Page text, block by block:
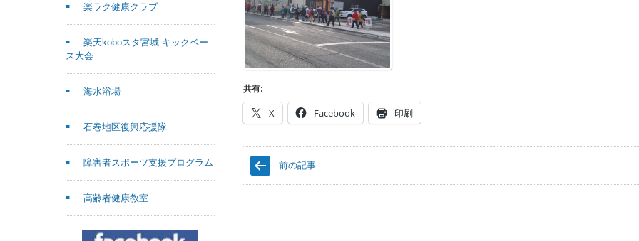
共有:
X Facebook 印刷
前の記事
楽ラク健康クラブ
楽天koboスタ宮城 キックベー
ス大会
海水浴場
石巻地区復興応援隊
障害者スポーツ支援プログラム
高齢者健康教室